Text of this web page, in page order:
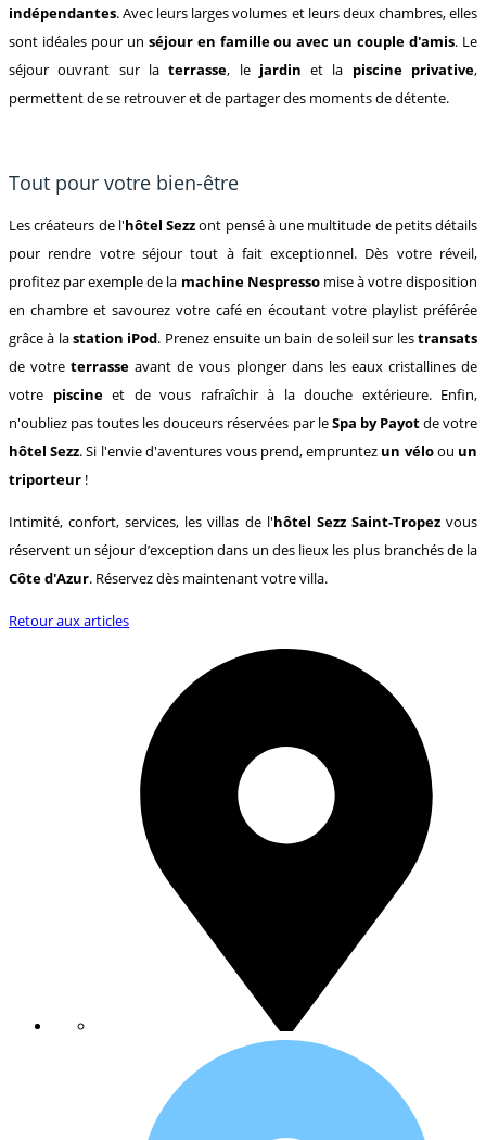
indépendantes. Avec leurs larges volumes et leurs deux chambres, elles
sont idéales pour un séjour en famille ou avec un couple d'amis. Le
séjour ouvrant sur laterrasse, le jardinet la piscine privative,
permettent de se retrouver et de partager des moments de détente.
Tout pour votre bien-être
Les créateurs de l'hôtel Sezzont pensé à une multitude de petits détails
pour rendre votre séjour tout à fait exceptionnel. Dès votre réveil,
profitez par exemple de la machine Nespresso mise à votre disposition
en chambre et savourez votre café en écoutant votre playlist préférée
grâce à lastation iPod. Prenez ensuite un bain de soleil sur lestransats
de votreterrasseavant de vous plonger dans les eaux cristallines de
votre piscine et de vous rafraîchir à la douche extérieure. Enfin,
n'oubliez pas toutes les douceurs réservées par leSpa by Payotde votre
hôtel Sezz. Si l'envie d'aventures vous prend, empruntez un véloou un
triporteur !
Intimité, confort, services, les villas de l'hôtel Sezz Saint-Tropezvous
réservent un séjour d’exception dans un des lieux les plus branchés de la
Côte d'Azur. Réservez dès maintenant votre villa.
Retour aux articles